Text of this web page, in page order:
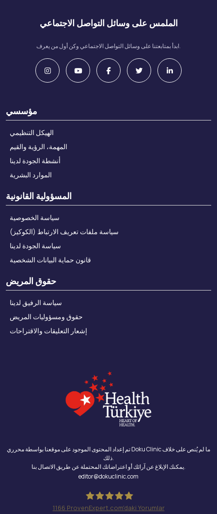
الملمس على وسائل التواصل الاجتماعي
ابدأ بمتابعتنا على وسائل التواصل الاجتماعي وكن أول من يعرف.
مؤسسي
الهيكل التنظيمي
المهمة، الرؤية والقيم
أنشطة الجودة لدينا
الموارد البشرية
المسؤولية القانونية
سياسة الخصوصية
سياسة ملفات تعريف الارتباط (الكوكيز)
سياسة الجودة لدينا
قانون حماية البيانات الشخصية
حقوق المريض
سياسة الرفيق لدينا
حقوق ومسؤوليات المريض
إشعار التعليقات والاقتراحات
تم إعداد المحتوى الموجود على موقعنا بواسطة محرري Doku Clinic ما لم يُنص على خلاف
ذلك.
يمكنك الإبلاغ عن آرائك أو اعتراضاتك المحتملة عن طريق الاتصال بنا.
editor@dokuclinic.com
1166 ProvenExpert.com'daki Yorumlar